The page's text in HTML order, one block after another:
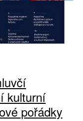
kulturní
pořádky